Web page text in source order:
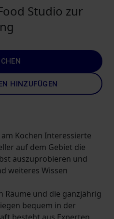
Studio zur
HINZUFÜGEN
Kochen Interessierte
auf dem Gebiet die
auszuprobieren und
weiteres Wissen
Räume und die ganzjährig
bequem in der